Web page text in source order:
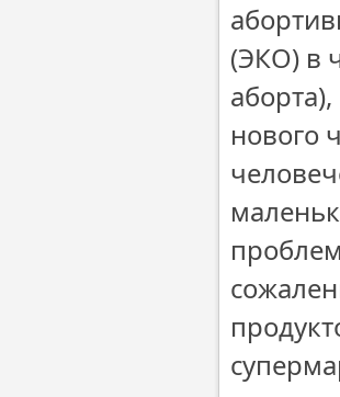
(ЭКО) в
нового